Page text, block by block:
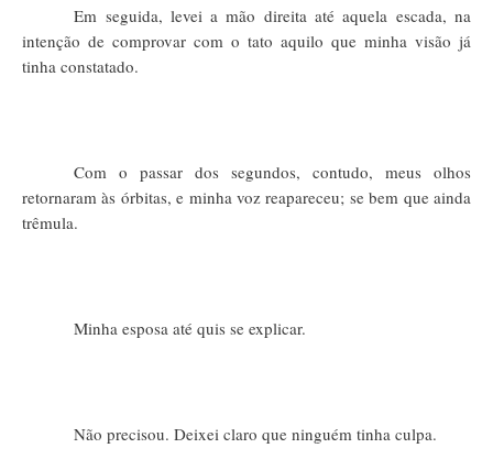
Em seguida, levei a mão direita até aquela escada, na
intenção de comprovar com o tato aquilo que minha visão já
tinha constatado.
Com o passar dos segundos, contudo, meus olhos
retornaram às órbitas, e minha voz reapareceu; se bem que ainda
trêmula.
Minha esposa até quis se explicar.
Não precisou. Deixei claro que ninguém tinha culpa.